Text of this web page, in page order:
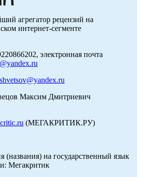
агрегатор рецензий на
интернет-сегменте
электронная почта
Максим Дмитриевич
(МЕГАКРИТИК.РУ)
(названия) на государственный язык
Мегакритик